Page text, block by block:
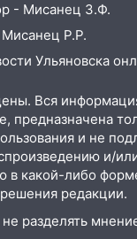
Skoda
на
Малыкле
на
ушло под
- Мисанец З.Ф.
Р.Р.
Ульяновска
Вся
предназначена
и не
и/
в какой-либо
редакции.
разделять